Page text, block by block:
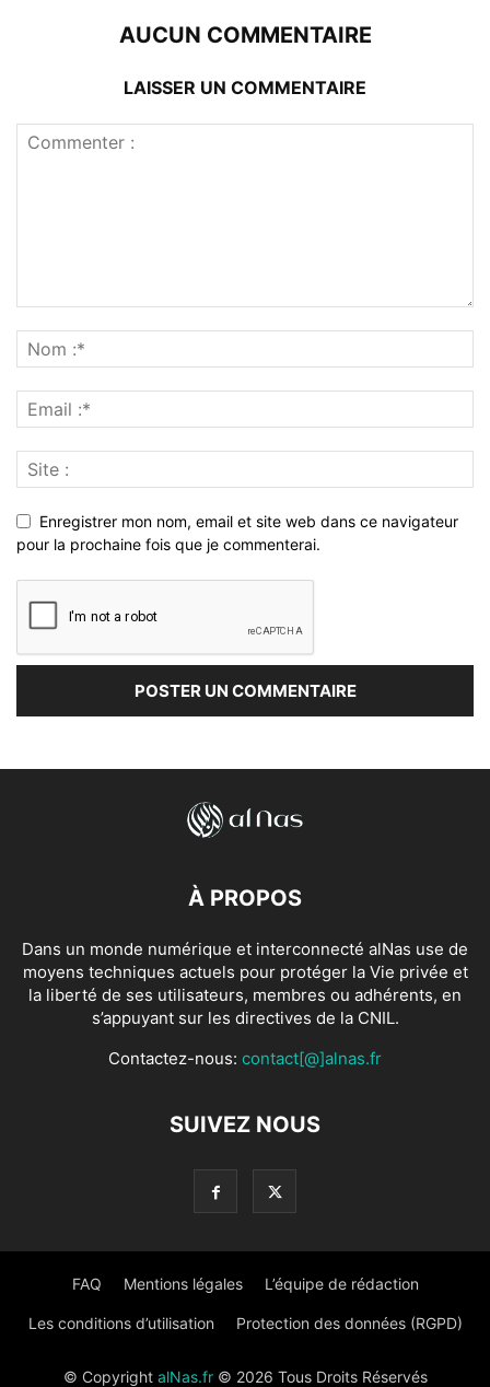
AUCUN COMMENTAIRE
LAISSER UN COMMENTAIRE
Enregistrer mon nom, email et site web dans ce navigateur
pour la prochaine fois que je commenterai.
À PROPOS
Dans un monde numérique et interconnecté alNas use de
moyens techniques actuels pour protéger la Vie privée et
la liberté de ses utilisateurs, membres ou adhérents, en
s’appuyant sur les directives de la CNIL.
Contactez-nous: contact[@]alnas.fr
SUIVEZ NOUS
FAQ Mentions légales L’équipe de rédaction
Les conditions d’utilisation Protection des données (RGPD)
© Copyright alNas.fr© 2026 Tous Droits Réservés